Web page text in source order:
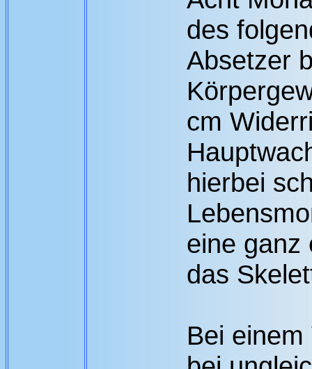
des
Absetzer
cm
hierbei
eine ganz
das
Bei